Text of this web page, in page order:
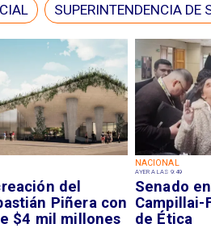
del
Piñera con
$4 mil millones
NACIONAL
AYER A LAS 9:49
Senado
Campillai-
de Ética
SUPERINTENDENCIA DE